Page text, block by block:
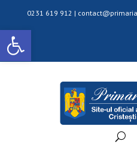
Deschide bara de unelte
0231 619 912 |